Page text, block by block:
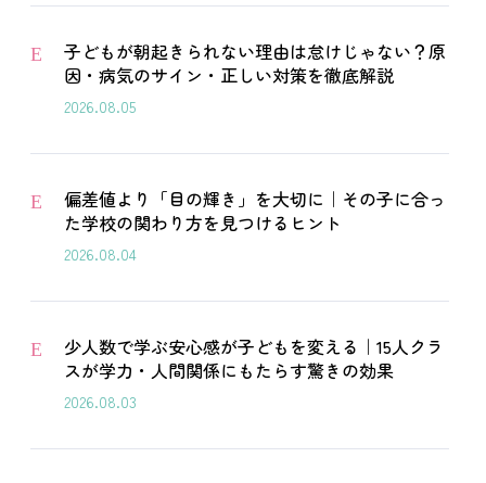
E
子どもが朝起きられない理由は怠けじゃない？原
因・病気のサイン・正しい対策を徹底解説
2026.08.05
E
偏差値より「目の輝き」を大切に｜その子に合っ
た学校の関わり方を見つけるヒント
2026.08.04
E
少人数で学ぶ安心感が子どもを変える｜15人クラ
スが学力・人間関係にもたらす驚きの効果
2026.08.03